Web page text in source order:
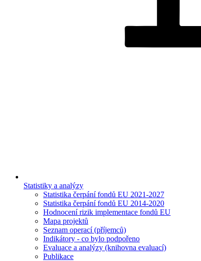
Statistiky a analýzy
Statistika čerpání fondů EU 2021-2027
Statistika čerpání fondů EU 2014-2020
Hodnocení rizik implementace fondů EU
Mapa projektů
Seznam operací (příjemců)
Indikátory - co bylo podpořeno
Evaluace a analýzy (knihovna evaluací)
Publikace